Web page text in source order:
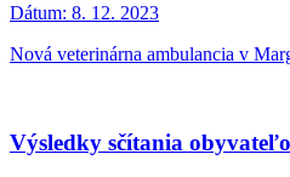
Dátum: 8. 12. 2023
Nová veterinárna ambulancia v
Výsledky sčítania